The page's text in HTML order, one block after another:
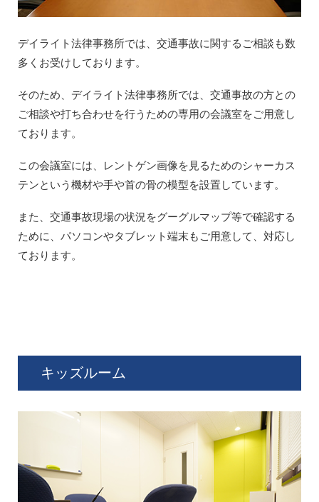
デイライト法律事務所では、交通事故に関するご相談も数
多くお受けしております。
そのため、デイライト法律事務所では、交通事故の方との
ご相談や打ち合わせを行うための専用の会議室をご用意し
ております。
この会議室には、レントゲン画像を見るためのシャーカス
テンという機材や手や首の骨の模型を設置しています。
また、交通事故現場の状況をグーグルマップ等で確認する
ために、パソコンやタブレット端末もご用意して、対応し
ております。
キッズルーム